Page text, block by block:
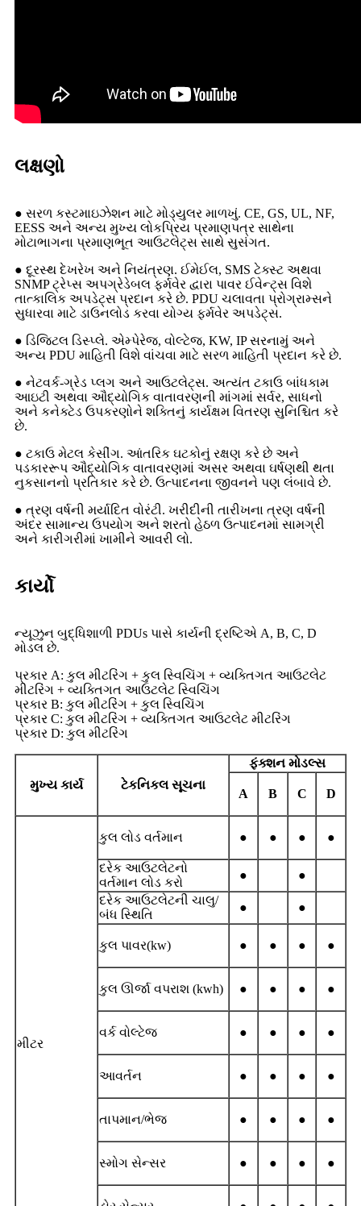
લક્ષણો
● સરળ કસ્ટમાઇઝેશન માટે મોડ્યુલર માળખું. CE, GS, UL, NF,
EESS અને અન્ય મુખ્ય લોકપ્રિય પ્રમાણપત્ર સાથેના
મોટાભાગના પ્રમાણભૂત આઉટલેટ્સ સાથે સુસંગત.
● દૂરસ્થ દેખરેખ અને નિયંત્રણ. ઈમેઈલ, SMS ટેક્સ્ટ અથવા
SNMP ટ્રેપ્સ અપગ્રેડેબલ ફર્મવેર દ્વારા પાવર ઈવેન્ટ્સ વિશે
તાત્કાલિક અપડેટ્સ પ્રદાન કરે છે. PDU ચલાવતા પ્રોગ્રામ્સને
સુધારવા માટે ડાઉનલોડ કરવા યોગ્ય ફર્મવેર અપડેટ્સ.
● ડિજિટલ ડિસ્પ્લે. એમ્પેરેજ, વોલ્ટેજ, KW, IP સરનામું અને
અન્ય PDU માહિતી વિશે વાંચવા માટે સરળ માહિતી પ્રદાન કરે છે.
● નેટવર્ક-ગ્રેડ પ્લગ અને આઉટલેટ્સ. અત્યંત ટકાઉ બાંધકામ
આઇટી અથવા ઔદ્યોગિક વાતાવરણની માંગમાં સર્વર, સાધનો
અને કનેક્ટેડ ઉપકરણોને શક્તિનું કાર્યક્ષમ વિતરણ સુનિશ્ચિત કરે
છે.
● ટકાઉ મેટલ કેસીંગ. આંતરિક ઘટકોનું રક્ષણ કરે છે અને
પડકારરૂપ ઔદ્યોગિક વાતાવરણમાં અસર અથવા ઘર્ષણથી થતા
નુકસાનનો પ્રતિકાર કરે છે. ઉત્પાદનના જીવનને પણ લંબાવે છે.
● ત્રણ વર્ષની મર્યાદિત વોરંટી. ખરીદીની તારીખના ત્રણ વર્ષની
અંદર સામાન્ય ઉપયોગ અને શરતો હેઠળ ઉત્પાદનમાં સામગ્રી
અને કારીગરીમાં ખામીને આવરી લો.
કાર્યો
ન્યૂઝુન બુદ્ધિશાળી PDUs પાસે કાર્યની દ્રષ્ટિએ A, B, C, D
મોડલ છે.
પ્રકાર A: કુલ મીટરિંગ + કુલ સ્વિચિંગ + વ્યક્તિગત આઉટલેટ
મીટરિંગ + વ્યક્તિગત આઉટલેટ સ્વિચિંગ
પ્રકાર B: કુલ મીટરિંગ + કુલ સ્વિચિંગ
પ્રકાર C: કુલ મીટરિંગ + વ્યક્તિગત આઉટલેટ મીટરિંગ
પ્રકાર D: કુલ મીટરિંગ
મુખ્ય કાર્ય ટેકનિકલ સૂચના
ફંક્શન મોડલ્સ
A B C D
મીટર
કુલ લોડ વર્તમાન ● ● ● ●
દરેક આઉટલેટનો
વર્તમાન લોડ કરો
●
●
દરેક આઉટલેટની ચાલુ/
બંધ સ્થિતિ
● ●
કુલ પાવર(kw) ● ● ● ●
કુલ ઊર્જા વપરાશ (kwh) ● ● ● ●
વર્ક વોલ્ટેજ ● ● ● ●
આવર્તન ● ● ● ●
તાપમાન/ભેજ ● ● ● ●
સ્મોગ સેન્સર ● ● ● ●